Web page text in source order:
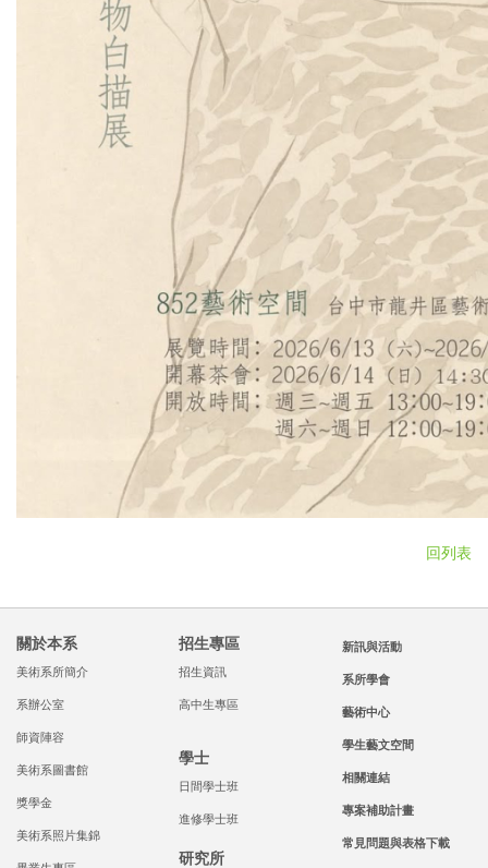
回列表
關於本系
美術系所簡介
系辦公室
師資陣容
美術系圖書館
獎學金
美術系照片集錦
招生專區
招生資訊
高中生專區
學士
日間學士班
進修學士班
研究所
新訊與活動
系所學會
藝術中心
學生藝文空間
相關連結
專案補助計畫
常見問題與表格下載